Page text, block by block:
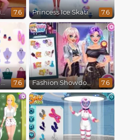
Year Round Fashionista Belle 7.6 Princess Ice Skating Adventure 7.6
From Princess To Influencer 7.6 Fashion Showdown Barbie and Harley 7.6